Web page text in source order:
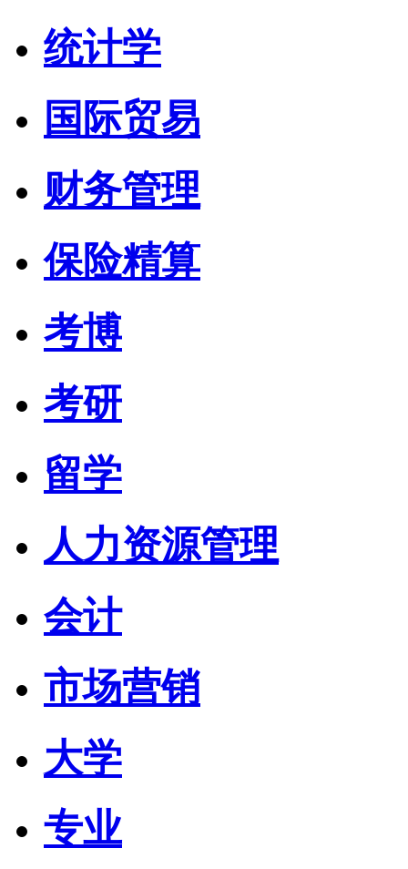
统计学
国际贸易
财务管理
保险精算
考博
考研
留学
人力资源管理
会计
市场营销
大学
专业